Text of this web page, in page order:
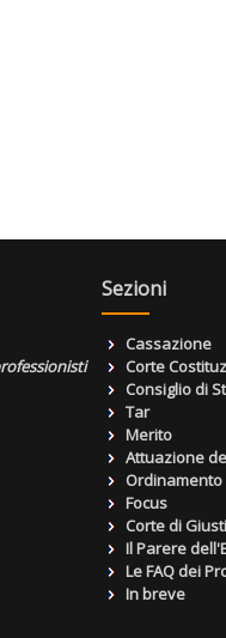
Sezioni
Cassazione
Corte
Consiglio di
Tar
Merito
Attuazione
Focus
Corte di
Il Parere
Le FAQ dei
In breve